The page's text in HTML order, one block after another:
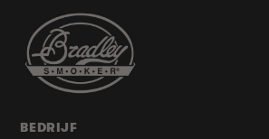
BEDRIJF